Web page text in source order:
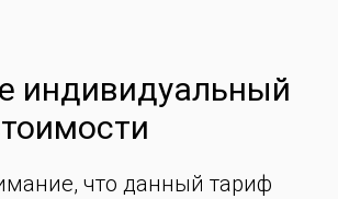
индивидуальный
что данный тариф